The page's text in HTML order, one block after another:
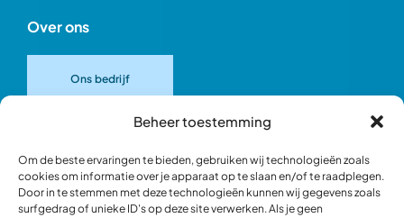
Beheer toestemming
Om de beste ervaringen te bieden, gebruiken wij technologieën zoals
cookies om informatie over je apparaat op te slaan en/of te raadplegen.
Door in te stemmen met deze technologieën kunnen wij gegevens zoals
surfgedrag of unieke ID's op deze site verwerken. Als je geen
Over ons
Ons bedrijf
Ons team